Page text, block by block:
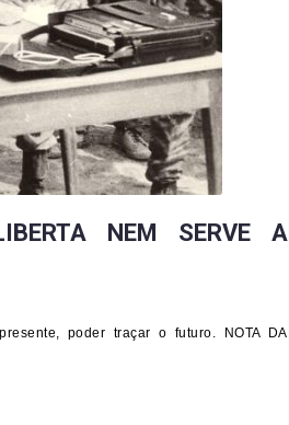
NEM SERVE A
poder traçar o futuro. NOTA DA